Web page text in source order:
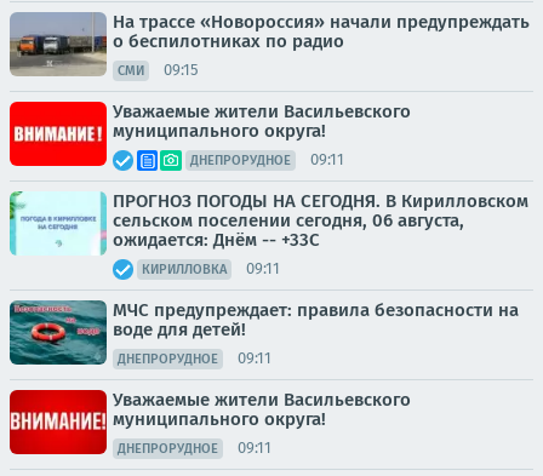
На трассе «Новороссия» начали предупреждать
о беспилотниках по радио
СМИ 09:15
Уважаемые жители Васильевского
муниципального округа!
ДНЕПРОРУДНОЕ 09:11
ПРОГНОЗ ПОГОДЫ НА СЕГОДНЯ. В Кирилловском
сельском поселении сегодня, 06 августа,
ожидается: Днём -- +33С
КИРИЛЛОВКА 09:11
МЧС предупреждает: правила безопасности на
воде для детей!
ДНЕПРОРУДНОЕ 09:11
Уважаемые жители Васильевского
муниципального округа!
ДНЕПРОРУДНОЕ 09:11